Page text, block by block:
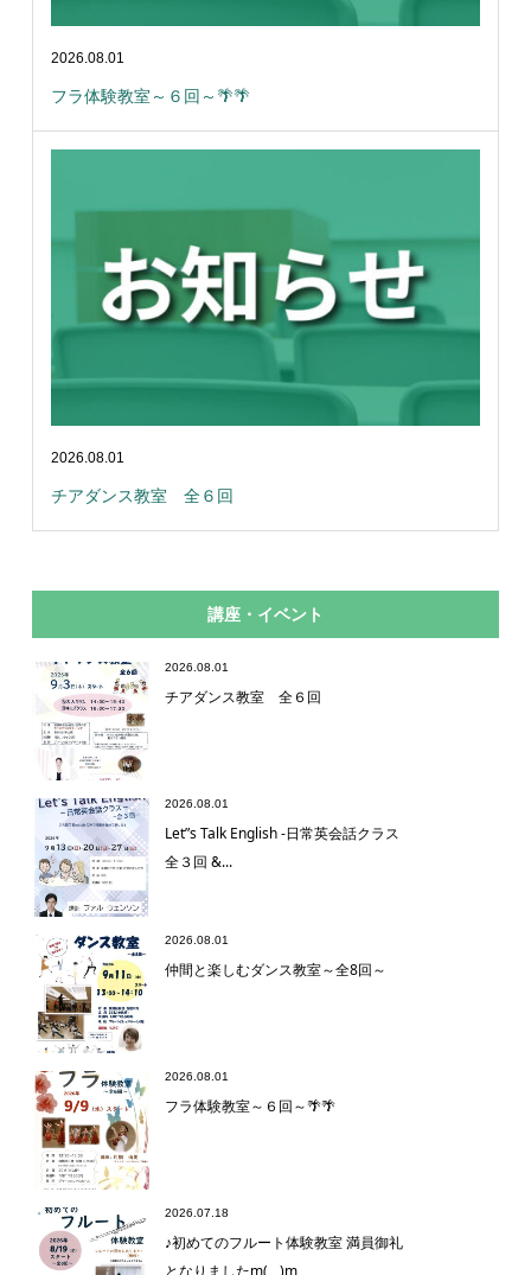
2026.08.01
フラ体験教室～６回～🌴🌴
2026.08.01
チアダンス教室 全６回
講座・イベント
2026.08.01
チアダンス教室 全６回
2026.08.01
Let”s Talk English -日常英会話クラス
全３回 &...
2026.08.01
仲間と楽しむダンス教室～全8回～
2026.08.01
フラ体験教室～６回～🌴🌴
2026.07.18
♪初めてのフルート体験教室 満員御礼